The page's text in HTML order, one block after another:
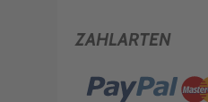
ZAHLARTEN